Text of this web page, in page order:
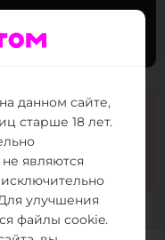
Заказать в Telegram
целях и без
продукция
Поставка
в адрес ИП и
данном сайте,
старше 18 лет.
являются
улучшения
файлы cookie.